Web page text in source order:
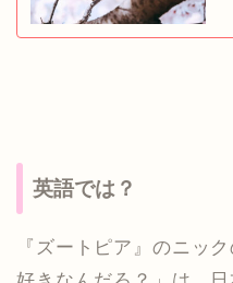
英語では？
『ズートピア』のニッ